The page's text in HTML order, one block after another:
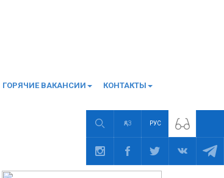
ГОРЯЧИЕ ВАКАНСИИ КОНТАКТЫ
ҚАЗ РУС
ДРУГИЕ НОВОСТИ